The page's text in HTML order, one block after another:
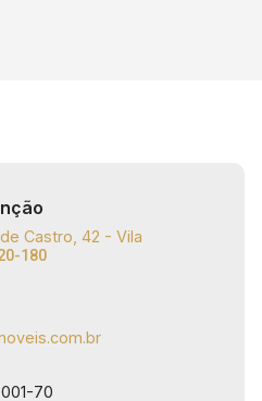
Castro, 42 - Vila
180
70